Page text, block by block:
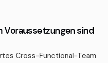
Voraussetzungen sind
Cross-Functional-Team